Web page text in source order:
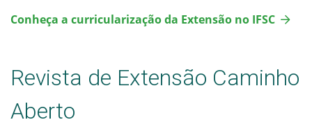
Conheça a curricularização da Extensão no IFSC
Revista de Extensão Caminho
Aberto